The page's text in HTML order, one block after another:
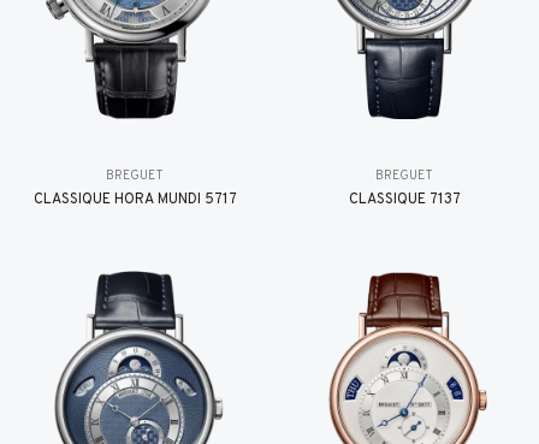
BREGUET
CLASSIQUE HORA MUNDI 5717
BREGUET
CLASSIQUE 7137